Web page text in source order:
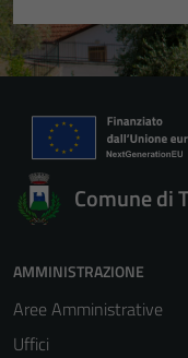
Comune di
AMMINISTRAZIONE
Aree Amministrative
Uffici